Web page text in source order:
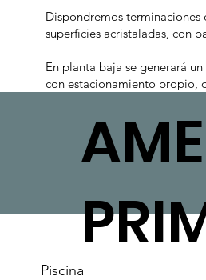
Dispondremos
superficies acristaladas, con
En planta baja se generará
con estacionamiento propio,
Piscina